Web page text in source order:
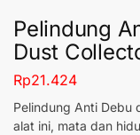
Pelindung
Dust
Rp21.424
Pelindung Anti Debu
alat ini, mata dan